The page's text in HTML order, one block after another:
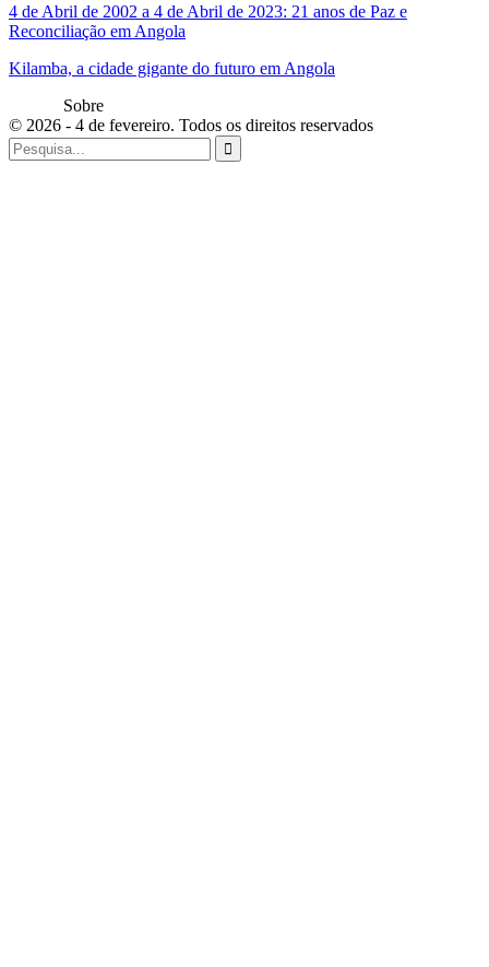
4 de Abril de 2002 a 4 de Abril de 2023: 21 anos de Paz e
Reconciliação em Angola
Kilamba, a cidade gigante do futuro em Angola
Sobre
© 2026 - 4 de fevereiro. Todos os direitos reservados